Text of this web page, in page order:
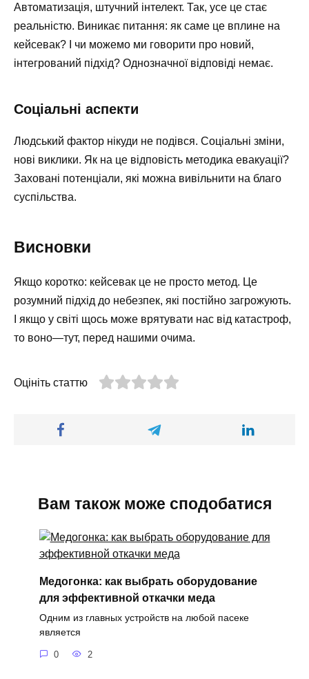
Автоматизація, штучний інтелект. Так, усе це стає
реальністю. Виникає питання: як саме це вплине на
кейсевак? І чи можемо ми говорити про новий,
інтегрований підхід? Однозначної відповіді немає.
Соціальні аспекти
Людський фактор нікуди не подівся. Соціальні зміни,
нові виклики. Як на це відповість методика евакуації?
Заховані потенціали, які можна вивільнити на благо
суспільства.
Висновки
Якщо коротко: кейсевак це не просто метод. Це
розумний підхід до небезпек, які постійно загрожують.
І якщо у світі щось може врятувати нас від катастроф,
то воно—тут, перед нашими очима.
Оцініть статтю
Вам також може сподобатися
Медогонка: как выбрать оборудование
для эффективной откачки меда
Одним из главных устройств на любой пасеке
является
0 2